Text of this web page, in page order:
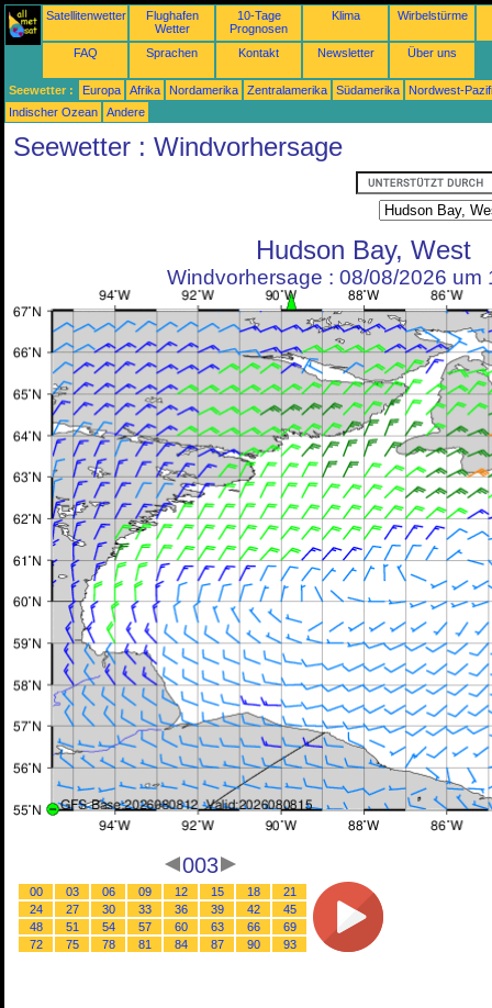
Satellitenwetter
Flughafen
Wetter
10-Tage
Prognosen
Klima Wirbelstürme
FAQ Sprachen Kontakt Newsletter Über uns
Seewetter : Europa Afrika Nordamerika Zentralamerika Südamerika
Nordwest-
Indischer Ozean
Andere
Seewetter : Windvorhersage
Hudson Bay, West
Windvorhersage : 08/08/2026 um
003
00 03 06 09 12 15 18
21
24
27 30 33 36 39 42
45
48
51 54 57 60 63 66
69
72
75 78 81 84 87 90 93